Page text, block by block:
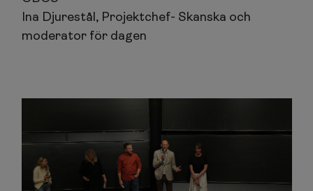
Ina Djurestål, Projektchef- Skanska och
moderator för dagen